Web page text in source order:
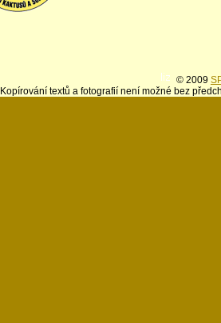
© 2009
Kopírování textů a fotografií není možné bez